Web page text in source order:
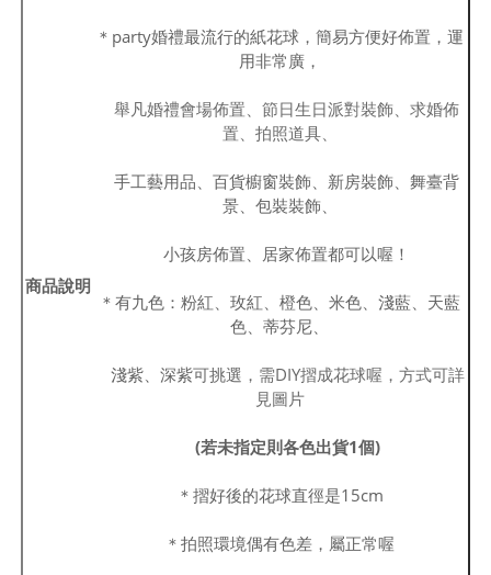
商品說明
＊party婚禮最流行的紙花球，簡易方便好佈置，運
用非常廣，
舉凡婚禮會場佈置、節日生日派對裝飾、求婚佈
置、拍照道具、
手工藝用品、百貨櫥窗裝飾、新房裝飾、舞臺背
景、包裝裝飾、
小孩房佈置、居家佈置都可以喔！
＊有九色：粉紅、玫紅、橙色、米色、淺藍、天藍
色、蒂芬尼、
淺紫、深紫可挑選，需DIY摺成花球喔，方式可詳
見圖片
(若未指定則各色出貨1個)
＊摺好後的花球直徑是15cm
＊拍照環境偶有色差，屬正常喔